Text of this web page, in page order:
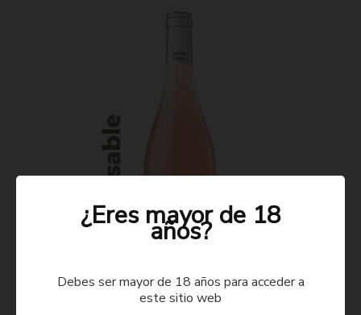
¿Eres mayor de 18
años?
Debes ser mayor de 18 años para acceder a
este sitio web